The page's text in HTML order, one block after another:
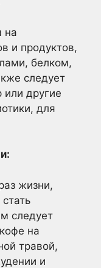
на
и продуктов,
белком,
следует
или другие
для
жизни,
следует
на
травой,
и